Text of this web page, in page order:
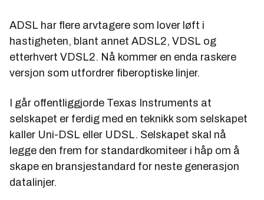
ADSL har flere arvtagere som lover løft i
hastigheten, blant annet ADSL2, VDSL og
etterhvert VDSL2. Nå kommer en enda raskere
versjon som utfordrer fiberoptiske linjer.
I går offentliggjorde Texas Instruments at
selskapet er ferdig med en teknikk som selskapet
kaller Uni-DSL eller UDSL. Selskapet skal nå
legge den frem for standardkomiteer i håp om å
skape en bransjestandard for neste generasjon
datalinjer.